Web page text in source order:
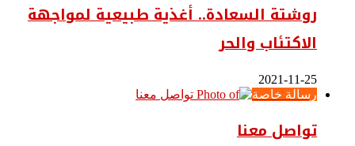
روشتة السعادة.. أغذية طبيعية لمواجهة
الاكتئاب والحر
2021-11-25
رسالة خاصة
تواصل معنا